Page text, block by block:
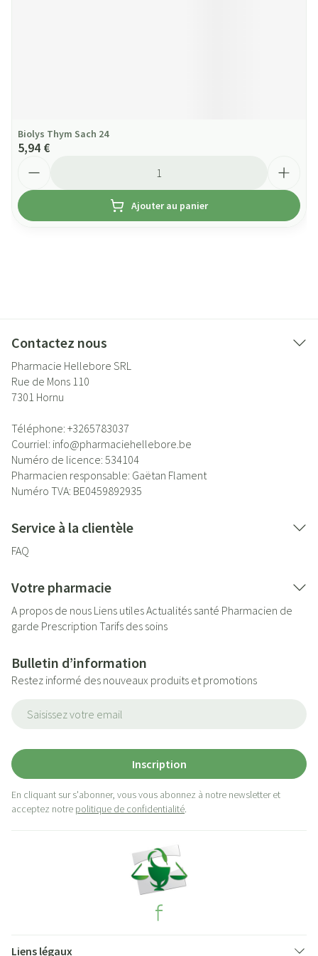
Biolys Thym Sach 24
5,94 €
Ajouter au panier
Contactez nous
Pharmacie Hellebore SRL
Rue de Mons 110
7301 Hornu
Téléphone: +3265783037
Courriel: info@pharmaciehellebore.be
Numéro de licence: 534104
Pharmacien responsable: Gaëtan Flament
Numéro TVA: BE0459892935
Service à la clientèle
FAQ
Votre pharmacie
A propos de nous Liens utilesActualités santé Pharmacien de
garde Prescription Tarifs des soins
Bulletin d’information
Restez informé des nouveaux produits et promotions
Inscription
En cliquant sur s'abonner, vous vous abonnez à notre newsletter et
acceptez notre politique de confidentialité.
Liens légaux